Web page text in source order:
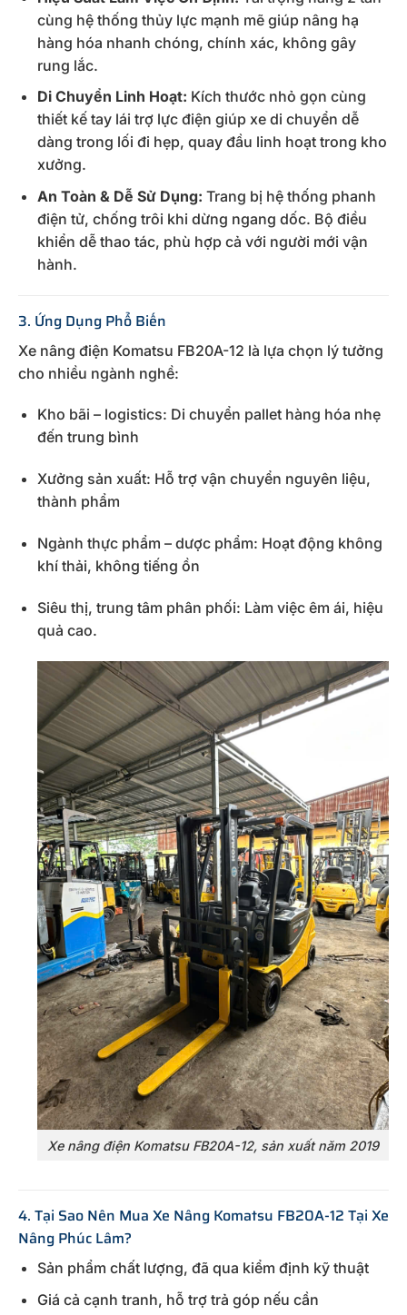
cùng hệ thống thủy lực mạnh mẽ giúp nâng hạ
hàng hóa nhanh chóng, chính xác, không gây
rung lắc.
Di Chuyển Linh Hoạt: Kích thước nhỏ gọn cùng
thiết kế tay lái trợ lực điện giúp xe di chuyển dễ
dàng trong lối đi hẹp, quay đầu linh hoạt trong kho
xưởng.
An Toàn & Dễ Sử Dụng: Trang bị hệ thống phanh
điện tử, chống trôi khi dừng ngang dốc. Bộ điều
khiển dễ thao tác, phù hợp cả với người mới vận
hành.
3. Ứng Dụng Phổ Biến
Xe nâng điện Komatsu FB20A-12 là lựa chọn lý tưởng
cho nhiều ngành nghề:
Kho bãi – logistics: Di chuyển pallet hàng hóa nhẹ
đến trung bình
Xưởng sản xuất: Hỗ trợ vận chuyển nguyên liệu,
thành phẩm
Ngành thực phẩm – dược phẩm: Hoạt động không
khí thải, không tiếng ồn
Siêu thị, trung tâm phân phối: Làm việc êm ái, hiệu
quả cao.
Xe nâng điện Komatsu FB20A-12, sản xuất năm 2019
4. Tại Sao Nên Mua Xe Nâng Komatsu FB20A-12 Tại Xe
Nâng Phúc Lâm?
Sản phẩm chất lượng, đã qua kiểm định kỹ thuật
Giá cả cạnh tranh, hỗ trợ trả góp nếu cần